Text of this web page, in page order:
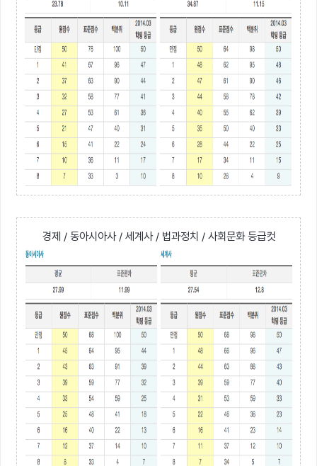
경제 / 동아시아사 / 세계사 / 법과정치 / 사회문화 등급컷